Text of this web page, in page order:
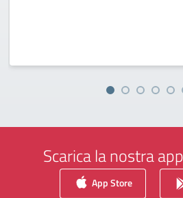
Scarica la nostra
App Store